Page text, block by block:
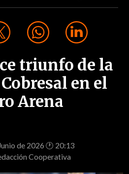
triunfo de la
en el
Arena
de 2026 🕐 20:13
Cooperativa